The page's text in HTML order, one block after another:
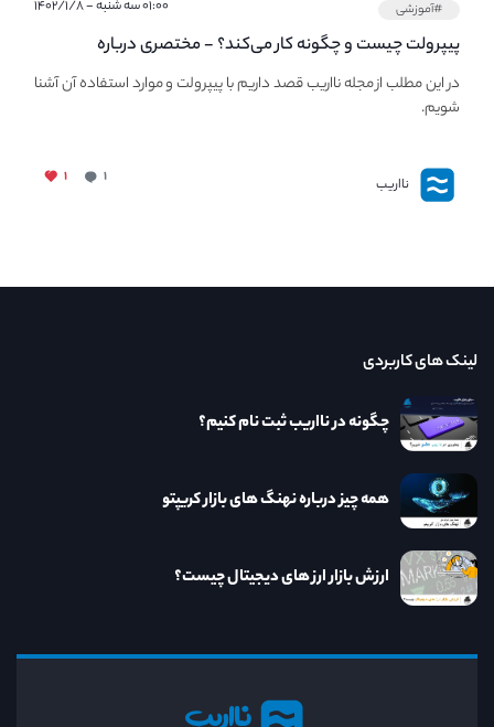
#آموزشی ۰۱:۰۰ سه شنبه - ۱۴۰۲/۱/۸
پیپر‌ولت چیست و چگونه کار می‌کند؟ - مختصری درباره
PaperWallet
در این مطلب از مجله نااریب قصد داریم با پیپر‌ولت و موارد استفاده آن آشنا
شویم.
نااریب ۱ ۱
نااریب
لینک های کاربردی
چگونه در نااریب ثبت نام کنیم؟
همه چیز درباره نهنگ های بازار کریپتو
ارزش بازار ارز های دیجیتال چیست؟